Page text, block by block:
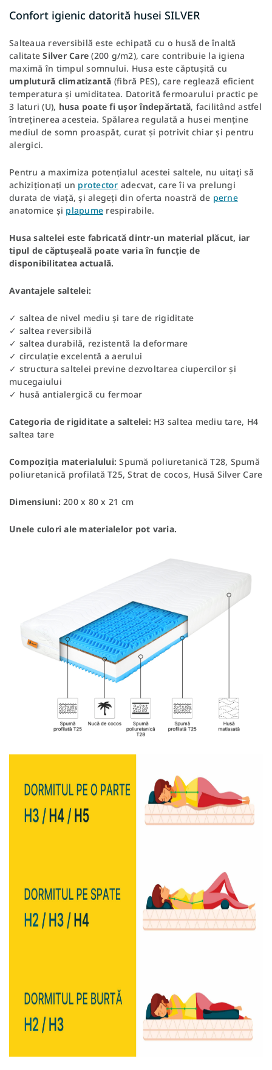
Confort igienic datorită husei SILVER
Salteaua reversibilă este echipată cu o husă de înaltă
calitateSilver Care (200 g/m2), care contribuie la igiena
maximă în timpul somnului. Husa este căptușită cu
umplutură climatizantă (fibră PES), care reglează eficient
temperatura și umiditatea. Datorită fermoarului practic pe
3 laturi (U), husa poate fi ușor îndepărtată, facilitând astfel
întreținerea acesteia. Spălarea regulată a husei menține
mediul de somn proaspăt, curat și potrivit chiar și pentru
alergici.
Pentru a maximiza potențialul acestei saltele, nu uitați să
achiziționați un protector adecvat, care îi va prelungi
durata de viață, și alegeți din oferta noastră de perne
anatomice și plapume respirabile.
Husa saltelei este fabricată dintr-un material plăcut, iar
tipul de căptușeală poate varia în funcție de
disponibilitatea actuală.
Avantajele saltelei:
✓ saltea de nivel mediu și tare de rigiditate
✓ saltea reversibilă
✓ saltea durabilă, rezistentă la deformare
✓ circulație excelentă a aerului
✓ structura saltelei previne dezvoltarea ciupercilor și
mucegaiului
✓ husă antialergică cu fermoar
Categoria de rigiditate a saltelei: H3 saltea mediu tare, H4
saltea tare
Compoziția materialului: Spumă poliuretanică T28, Spumă
poliuretanică profilată T25, Strat de cocos, Husă Silver Care
Dimensiuni:200 x 80 x 21 cm
Unele culori ale materialelor pot varia.